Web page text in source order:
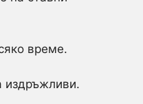
време.
издръжливи.